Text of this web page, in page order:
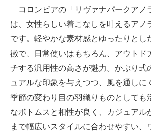
コロンビアの「リヴァナパークアノ
は、女性らしい着こなしを叶えるアノ
です。軽やかな素材感とゆったりとし
徴で、日常使いはもちろん、アウトド
チする汎用性の高さが魅力。かぶり式
ュアルな印象を与えつつ、風を通しに
季節の変わり目の羽織りものとしても
なボトムスと相性が良く、カジュアル
まで幅広いスタイルに合わせやすい、